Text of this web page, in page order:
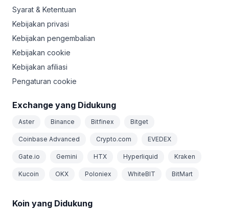
Syarat & Ketentuan
Kebijakan privasi
Kebijakan pengembalian
Kebijakan cookie
Kebijakan afiliasi
Pengaturan cookie
Exchange yang Didukung
Aster Binance Bitfinex Bitget
Coinbase Advanced Crypto.com EVEDEX
Gate.io Gemini HTX Hyperliquid Kraken
Kucoin OKX Poloniex WhiteBIT BitMart
Koin yang Didukung